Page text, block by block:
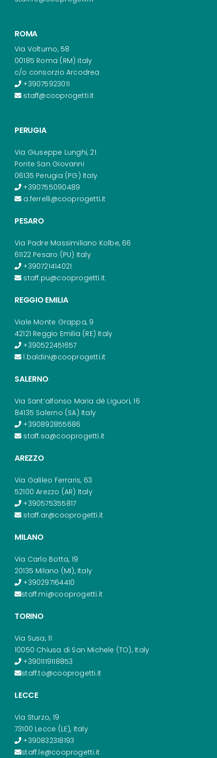
ROMA
Via Volturno, 58
00185 Roma (RM) Italy
c/o consorzio Arcodrea
+39075923011
staff@cooprogetti.it
PERUGIA
Via Giuseppe Lunghi, 21
Ponte San Giovanni
06135 Perugia (PG) Italy
+390755090489
a.ferrelli@cooprogetti.it
PESARO
Via Padre Massimiliano Kolbe, 66
61122 Pesaro (PU) Italy
+390721414021
staff.pu@cooprogetti.it
REGGIO EMILIA
Viale Monte Grappa, 9
42121 Reggio Emilia (RE) Italy
+390522451657
l.baldini@cooprogetti.it
SALERNO
Via Sant’alfonso Maria dè Liguori, 16
84135 Salerno (SA) Italy
+390892855686
staff.sa@cooprogetti.it
AREZZO
Via Galileo Ferraris, 63
52100 Arezzo (AR) Italy
+390575355817
staff.ar@cooprogetti.it
MILANO
Via Carlo Botta, 19
20135 Milano (MI), Italy
+390297164410
staff.mi@cooprogetti.it
TORINO
Via Susa, 11
10050 Chiusa di San Michele (TO), Italy
+3901119118853
staff.to@cooprogetti.it
LECCE
Via Sturzo, 19
73100 Lecce (LE), Italy
+390832318193
staff.le@cooprogetti.it